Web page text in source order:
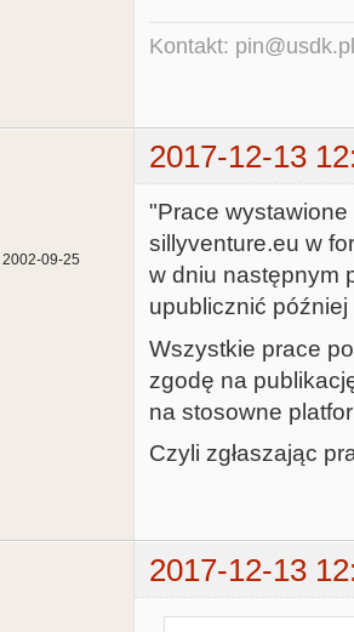
Kontakt: pin@usdk.pl
2017-12-13
2002-09-25
"Prace
sillyventure.eu w
w dniu następnym
upublicznić
Wszystkie prace
zgodę na
na stosowne
Czyli zgłaszając
2017-12-13